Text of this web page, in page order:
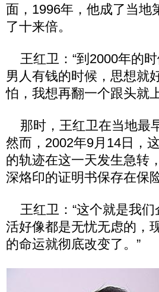
面，1996年，他成了当地
了十来倍。
王红卫：“到2000年的
男人有钱的时候，思想就
怕，我想再翻一个跟头就
那时，王红卫在当地最
然而，2002年9月14日，
的轨迹在这一天发生急转
深烙印的证明书保存在保
王红卫：“这个就是我们
活好像都是无忧无虑的，
的命运就彻底改变了。”